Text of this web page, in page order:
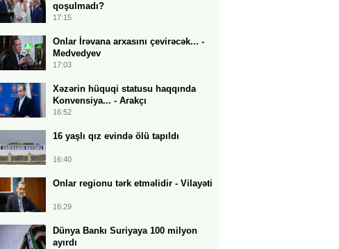
qoşulmadı?
17:15
Onlar İrəvana arxasını çevirəcək... -
Medvedyev
17:03
Xəzərin hüquqi statusu haqqında
Konvensiya... - Arakçı
16:52
16 yaşlı qız evində ölü tapıldı
16:40
Onlar regionu tərk etməlidir - Vilayəti
16:29
Dünya Bankı Suriyaya 100 milyon
ayırdı